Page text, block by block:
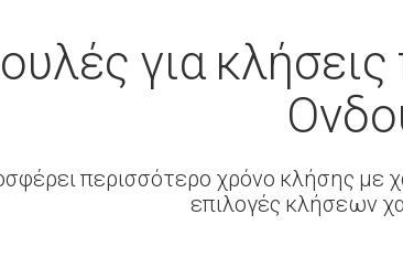
για
περισσότερο χρόνο κλήσης με
επιλογές κλήσεων